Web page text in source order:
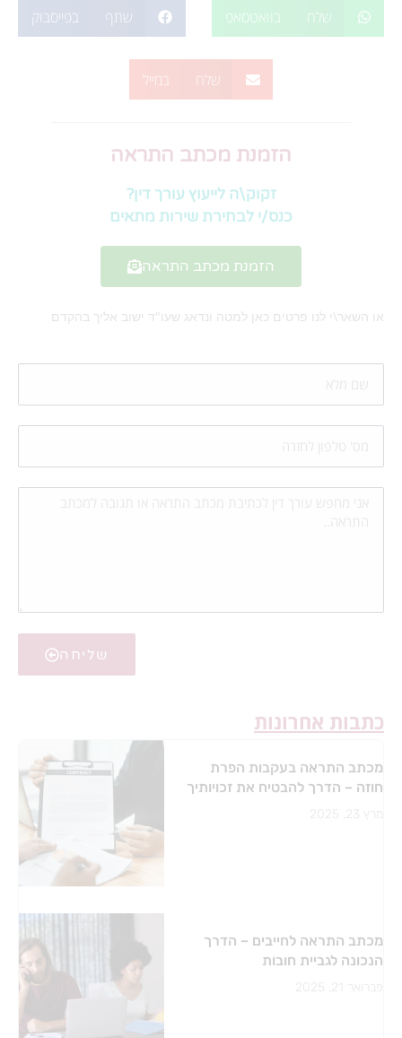
שלח בוואטסאפ שתף בפייסבוק
שלח במייל
הזמנת מכתב התראה
זקוק\ה לייעוץ עורך דין?
כנס/י לבחירת שירות מתאים
הזמנת מכתב התראה
או השאר\י לנו פרטים כאן למטה ונדאג שעו"ד ישוב אליך בהקדם
שליחה
כתבות אחרונות
מכתב התראה בעקבות הפרת
חוזה – הדרך להבטיח את זכויותיך
מרץ 23, 2025
מכתב התראה לחייבים – הדרך
הנכונה לגביית חובות
פברואר 21, 2025